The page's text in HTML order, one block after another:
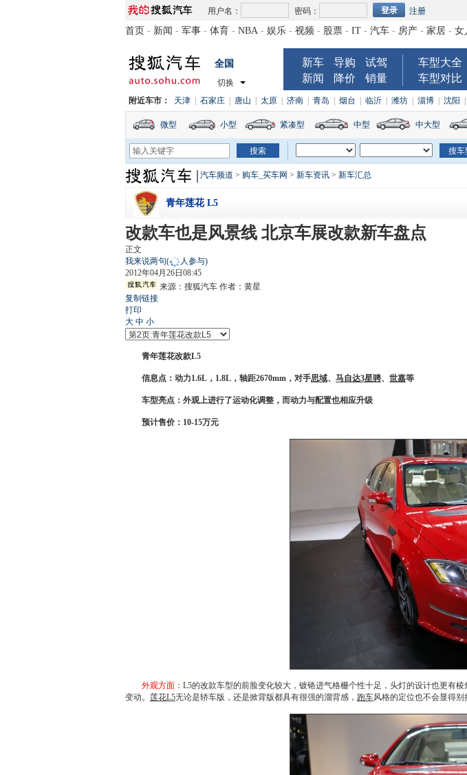
用户名： 密码： 注册
首页 - 新闻 - 军事 - 体育 - NBA - 娱乐 - 视频 - 股票 - IT - 汽车 - 房产 - 家居 - 女
全国
切换
新车 导购
试驾
新闻
降价 销量
车型大全
车型对比
附近车市： 天津 石家庄 唐山 太原 济南 青岛 烟台 临沂 潍坊 淄博 沈阳
微型 小型 紧凑型 中型 中大型
汽车频道 > 购车_买车网 > 新车资讯 > 新车汇总
青年莲花 L5
改款车也是风景线 北京车展改款新车盘点
正文
我来说两句(
人参与)
2012年04月26日08:45
来源： 搜狐汽车作者：黄星
复制链接
打印
大 中 小
青年莲花改款L5
信息点：动力1.6L，1.8L，轴距2670mm，对手思域、 马自达3星骋、 世嘉等
车型亮点：外观上进行了运动化调整，而动力与配置也相应升级
预计售价：10-15万元
外观方面： L5的改款车型的前脸变化较大，镀铬进气格栅个性十足，头灯的设计也更有
变动。 莲花L5无论是轿车版，还是掀背版都具有很强的溜背感， 跑车风格的定位也不会显得别